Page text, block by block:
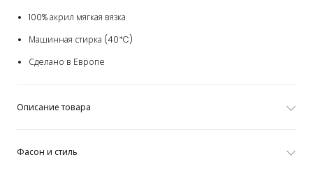
100% акрил мягкая вязка
Машинная стирка (40*C)
Сделано в Европе
Описание товара
Фасон и стиль